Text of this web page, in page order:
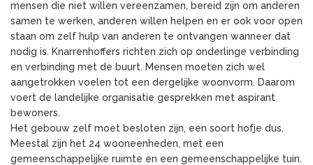
mensen die niet willen vereenzamen, bereid zijn om anderen
samen te werken, anderen willen helpen en er ook voor open
staan om zelf hulp van anderen te ontvangen wanneer dat
nodig is. Knarrenhoffers richten zich op onderlinge verbinding
en verbinding met de buurt. Mensen moeten zich wel
aangetrokken voelen tot een dergelijke woonvorm. Daarom
voert de landelijke organisatie gesprekken met aspirant
bewoners.
Het gebouw zelf moet besloten zijn, een soort hofje dus.
Meestal zijn het 24 wooneenheden, met een
gemeenschappelijke ruimte en een gemeenschappelijke tuin.